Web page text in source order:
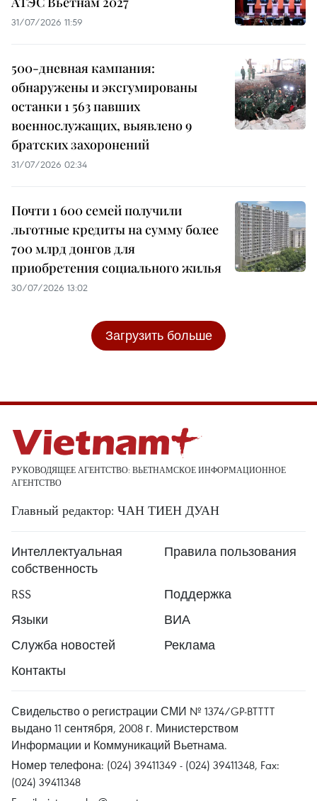
31/07/2026 11:59
500-дневная кампания:
обнаружены и эксгумированы
останки 1 563 павших
военнослужащих, выявлено 9
братских захоронений
31/07/2026 02:34
Почти 1 600 семей получили
льготные кредиты на сумму более
700 млрд донгов для
приобретения социального жилья
30/07/2026 13:02
Загрузить больше
РУКОВОДЯЩЕЕ АГЕНТСТВО: ВЬЕТНАМСКОЕ ИНФОРМАЦИОННОЕ
АГЕНТСТВО
Главный редактор: ЧАН ТИЕН ДУАН
Интеллектуальная
собственность
Правила пользования
RSS
Поддержка
Языки
ВИА
Служба новостей
Реклама
Контакты
Свидельство о регистрации СМИ № 1374/GP-BTTTT
выдано 11 сентября, 2008 г. Министерством
Информации и Коммуникаций Вьетнама.
Номер телефона: (024) 39411349 - (024) 39411348, Fax:
(024) 39411348